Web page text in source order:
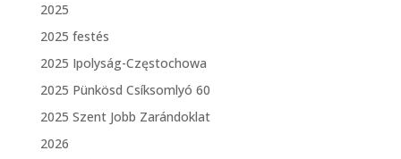
2025
2025 festés
2025 Ipolyság-Częstochowa
2025 Pünkösd Csíksomlyó 60
2025 Szent Jobb Zarándoklat
2026